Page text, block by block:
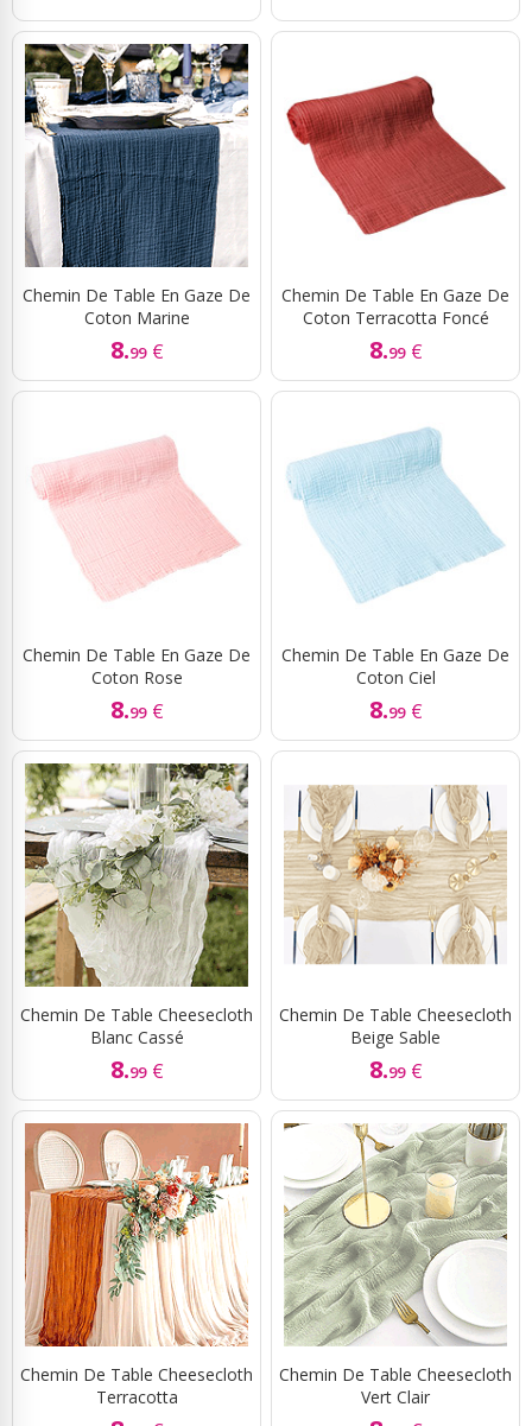
Chemin De Table En Gaze De
Coton Marine
8.99 €
Chemin De Table En Gaze De
Coton Terracotta Foncé
8.99 €
Chemin De Table En Gaze De
Coton Rose
8.99 €
Chemin De Table En Gaze De
Coton Ciel
8.99 €
Chemin De Table Cheesecloth
Blanc Cassé
8.99 €
Chemin De Table Cheesecloth
Beige Sable
8.99 €
Chemin De Table Cheesecloth
Terracotta
Chemin De Table Cheesecloth
Vert Clair